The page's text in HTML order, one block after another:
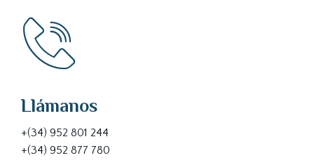
Llámanos
+(34) 952 801 244
+(34) 952 877 780